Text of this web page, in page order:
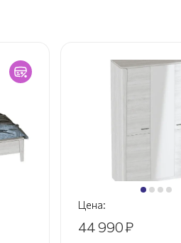
Цена:
44 990₽